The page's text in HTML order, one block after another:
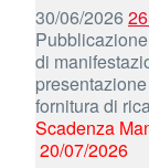
30/06/2026
di
fornitura di
Scadenza
20/07/2026